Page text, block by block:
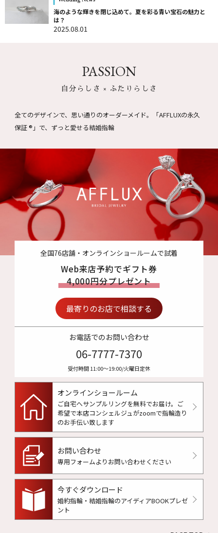
海のような輝きを閉じ込めて。夏を彩る青い宝石の魅力と
は？
2025.08.01
PASSION
自分らしさ × ふたりらしさ
全てのデザインで、思い通りのオーダーメイド。
「AFFLUXの永久
保証 ®」で、ずっと愛せる結婚指輪
全国76店舗・オンラインショールームで試着
Web来店予約でギフト券
4,000円分プレゼント
最寄りのお店で相談する
お電話でのお問い合わせ
06-7777-7370
受付時間 11:00〜19:00/火曜日定休
オンラインショールーム
ご自宅へサンプルリングを無料でお届け。 ご
希望で本店コンシェルジュがzoomで指輪造り
のお手伝い致します
お問い合わせ
専用フォームよりお問い合わせください
今すぐダウンロード
婚約指輪・結婚指輪のアイディアBOOKプレゼ
ント